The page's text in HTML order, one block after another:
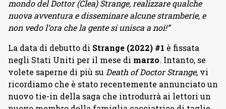
mondo del Dottor (Clea) Strange, realizzare qualche
nuova avventura e disseminare alcune stramberie, e
non vedo l’ora che la gente si unisca a noi!”
La data di debutto di Strange (2022) #1 è fissata
negli Stati Uniti per il mese di marzo. Intanto, se
volete saperne di più su Death of Doctor Strange, vi
ricordiamo che è stato recentemente annunciato un
nuovo tie-in della saga che introdurrà ai lettori un